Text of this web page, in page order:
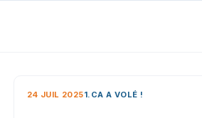
24 JUIL 20251.CA A VOLÉ !